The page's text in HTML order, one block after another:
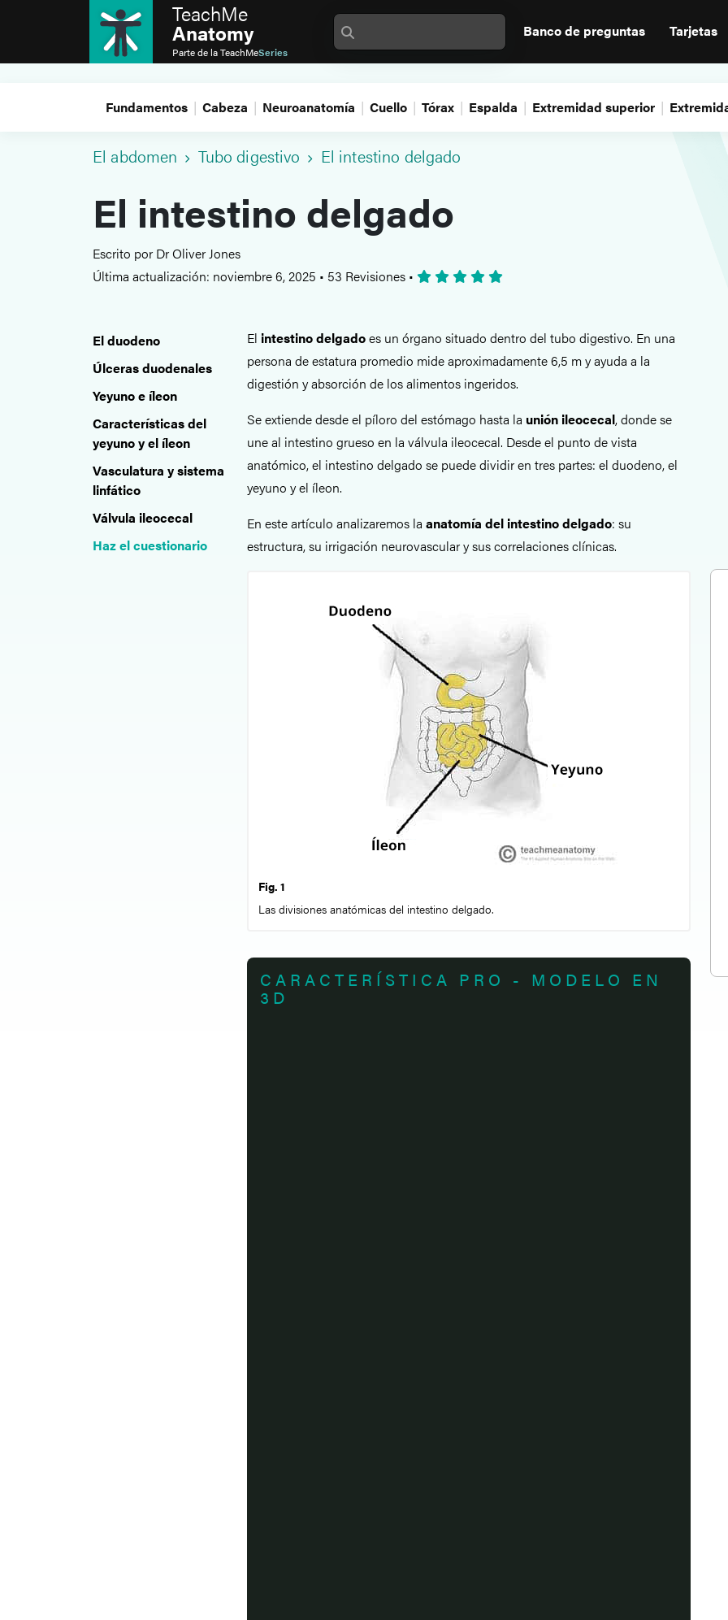
TeachMe
Anatomy
Parte de laTeachMeSeries
Banco de preguntas Tarjetas
Fundamentos Cabeza Neuroanatomía Cuello Tórax Espalda Extremidad superior
El abdomen Tubo digestivo El intestino delgado
El intestino delgado
Escrito por Dr Oliver Jones
Última actualización: noviembre 6, 2025 • 53 Revisiones •
El duodeno
Úlceras duodenales
Yeyuno e íleon
Características del
yeyuno y el íleon
Vasculatura y sistema
linfático
Válvula ileocecal
Haz el cuestionario
El intestino delgadoes un órgano situado dentro del tubo digestivo. En una
persona de estatura promedio mide aproximadamente 6,5 m y ayuda a la
digestión y absorción de los alimentos ingeridos.
Se extiende desde el píloro del estómago hasta la unión ileocecal, donde se
une al intestino grueso en la válvula ileocecal. Desde el punto de vista
anatómico, el intestino delgado se puede dividir en tres partes: el duodeno, el
yeyuno y el íleon.
En este artículo analizaremos la anatomía del intestino delgado: su
estructura, su irrigación neurovascular y sus correlaciones clínicas.
Fig. 1
Las divisiones anatómicas del intestino delgado.
CARACTERÍSTICA PRO - MODELO EN
3D